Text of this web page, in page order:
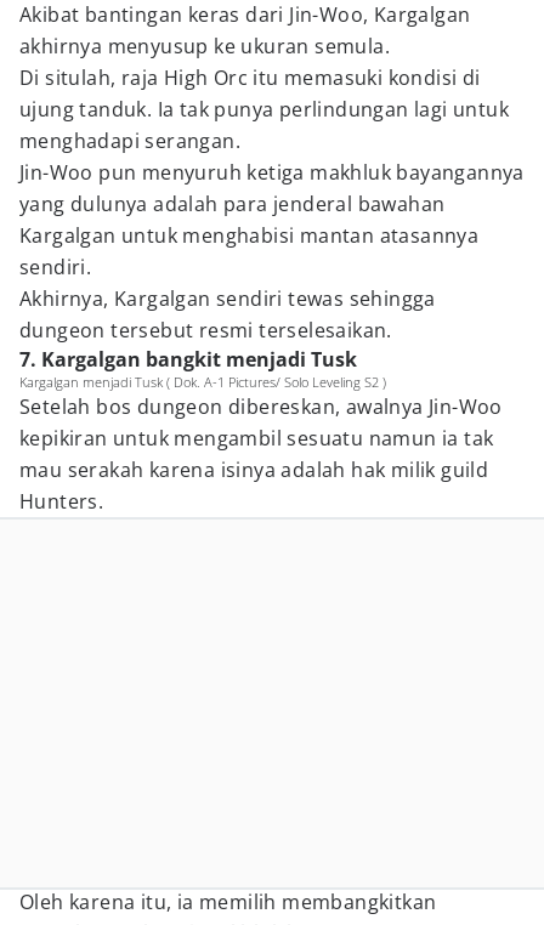
Akibat bantingan keras dari Jin-Woo, Kargalgan
akhirnya menyusup ke ukuran semula.
Di situlah, raja High Orc itu memasuki kondisi di
ujung tanduk. Ia tak punya perlindungan lagi untuk
menghadapi serangan.
Jin-Woo pun menyuruh ketiga makhluk bayangannya
yang dulunya adalah para jenderal bawahan
Kargalgan untuk menghabisi mantan atasannya
sendiri.
Akhirnya, Kargalgan sendiri tewas sehingga
dungeon tersebut resmi terselesaikan.
7. Kargalgan bangkit menjadi Tusk
Kargalgan menjadi Tusk ( Dok. A-1 Pictures/ Solo Leveling S2 )
Setelah bos dungeon dibereskan, awalnya Jin-Woo
kepikiran untuk mengambil sesuatu namun ia tak
mau serakah karena isinya adalah hak milik guild
Hunters.
Oleh karena itu, ia memilih membangkitkan